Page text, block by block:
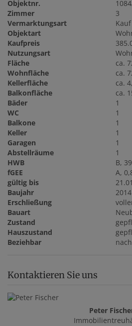
Objektnr.
Zimmer
3
Vermarktungsart
Kauf
Objektart
Kaufpreis
Nutzungsart
Fläche
ca.
Wohnfläche ca.
Kellerfläche ca.
Balkonfläche ca.
Bäder
1
WC
1
Balkone
1
Keller
1
Garagen
1
Abstellräume
1
HWB
B,
fGEE
A,
gültig bis
Baujahr
2014
Erschließung
Bauart
Zustand
Hauszustand
Beziehbar
Kontaktieren Sie uns
Peter